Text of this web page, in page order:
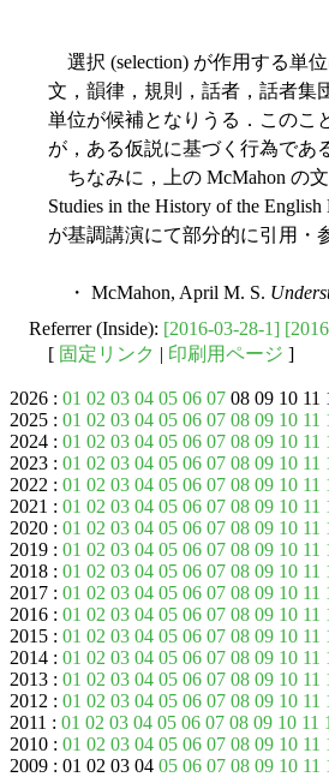
選択 (selection) が作用する単
文，韻律，規則，話者，話者集
単位が候補となりうる．このこ
が，ある仮説に基づく行為であ
ちなみに，上の McMahon の
Studies in the History of the
が基調講演にて部分的に引用・
・ McMahon, April M. S.
Referrer (Inside): [2016-03-28-1]
[ 固定リンク | 印刷用ページ ]
2026 : 01 02 03 04 05 06 07 08 09 10 11
2025 : 01 02 03 04 05 06 07 08 09 10 11
2024 : 01 02 03 04 05 06 07 08 09 10 11
2023 : 01 02 03 04 05 06 07 08 09 10 11
2022 : 01 02 03 04 05 06 07 08 09 10 11
2021 : 01 02 03 04 05 06 07 08 09 10 11
2020 : 01 02 03 04 05 06 07 08 09 10 11
2019 : 01 02 03 04 05 06 07 08 09 10 11
2018 : 01 02 03 04 05 06 07 08 09 10 11
2017 : 01 02 03 04 05 06 07 08 09 10 11
2016 : 01 02 03 04 05 06 07 08 09 10 11
2015 : 01 02 03 04 05 06 07 08 09 10 11
2014 : 01 02 03 04 05 06 07 08 09 10 11
2013 : 01 02 03 04 05 06 07 08 09 10 11
2012 : 01 02 03 04 05 06 07 08 09 10 11
2011 : 01 02 03 04 05 06 07 08 09 10 11
2010 : 01 02 03 04 05 06 07 08 09 10 11
2009 : 01 02 03 04 05 06 07 08 09 10 11